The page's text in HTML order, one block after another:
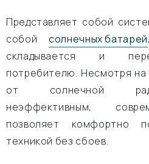
Представляет собой
собойсолнечных батарей
складывается и
потребителю. Несмотря на
от солнечной
неэффективным,
позволяет комфортно
техникой без сбоев.